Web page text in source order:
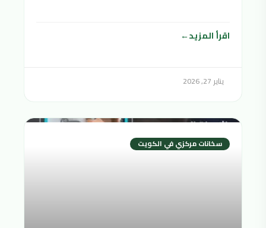
الصحية. شرائح المجتمع
اقرأ المزيد
يناير 27, 2026
سخانات مركزي في الكويت